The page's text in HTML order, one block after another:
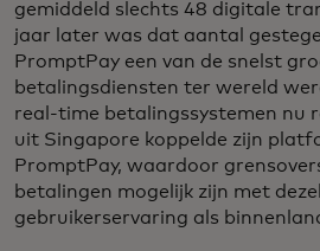
gemiddeld slechts 48 digitale
jaar later was dat aantal
PromptPay een van de snelst
betalingsdiensten ter wereld
real-time betalingssystemen nu
uit Singapore koppelde zijn
PromptPay, waardoor
betalingen mogelijk zijn met
gebruikerservaring als